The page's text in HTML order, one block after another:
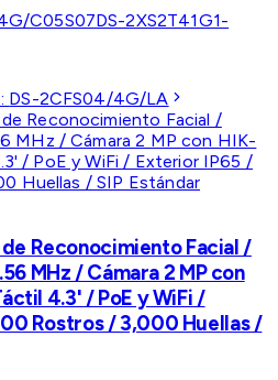
C05S07DS-2XS2T41G1-
DS-2CFS04/4G/LA
Reconocimiento Facial /
MHz / Cámara 2 MP con
4.3' / PoE y WiFi /
Rostros / 3,000 Huellas /